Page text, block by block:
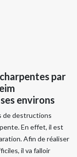
par
environs
de destructions
En effet, il est
Afin de réaliser
il va falloir